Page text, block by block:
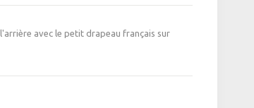
avec le petit drapeau français sur